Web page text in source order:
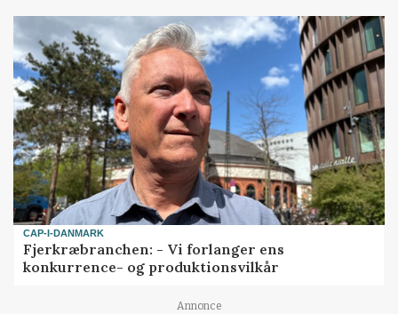
CAP-I-DANMARK
Fjerkræbranchen: - Vi forlanger ens
konkurrence- og produktionsvilkår
Annonce